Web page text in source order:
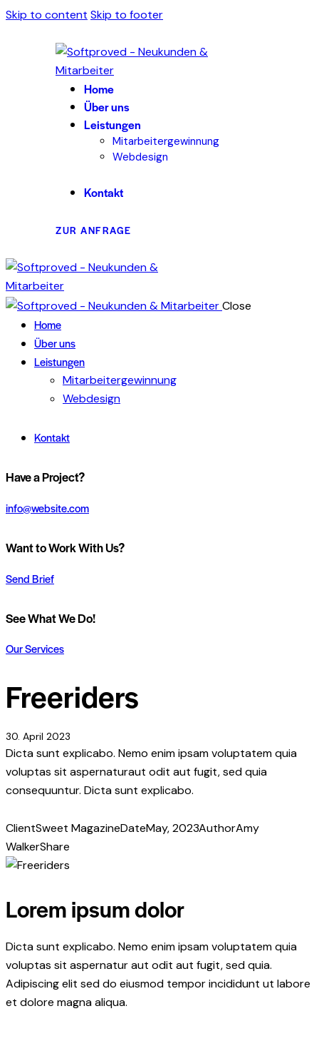
Skip to content Skip to footer
Home
Über uns
Leistungen
Mitarbeitergewinnung
Webdesign
Kontakt
ZUR ANFRAGE
Close
Home
Über uns
Leistungen
Mitarbeitergewinnung
Webdesign
Kontakt
Have a Project?
info@website.com
Want to Work With Us?
Send Brief
See What We Do!
Our Services
Freeriders
30. April 2023
Dicta sunt explicabo. Nemo enim ipsam voluptatem quia
voluptas sit aspernaturaut odit aut fugit, sed quia
consequuntur. Dicta sunt explicabo.
ClientSweet MagazineDateMay, 2023AuthorAmy
WalkerShare
Lorem ipsum dolor
Dicta sunt explicabo. Nemo enim ipsam voluptatem quia
voluptas sit aspernatur aut odit aut fugit, sed quia.
Adipiscing elit sed do eiusmod tempor incididunt ut labore
et dolore magna aliqua.